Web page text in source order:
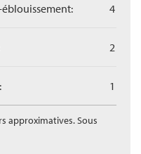
4
2
1
approximatives. Sous